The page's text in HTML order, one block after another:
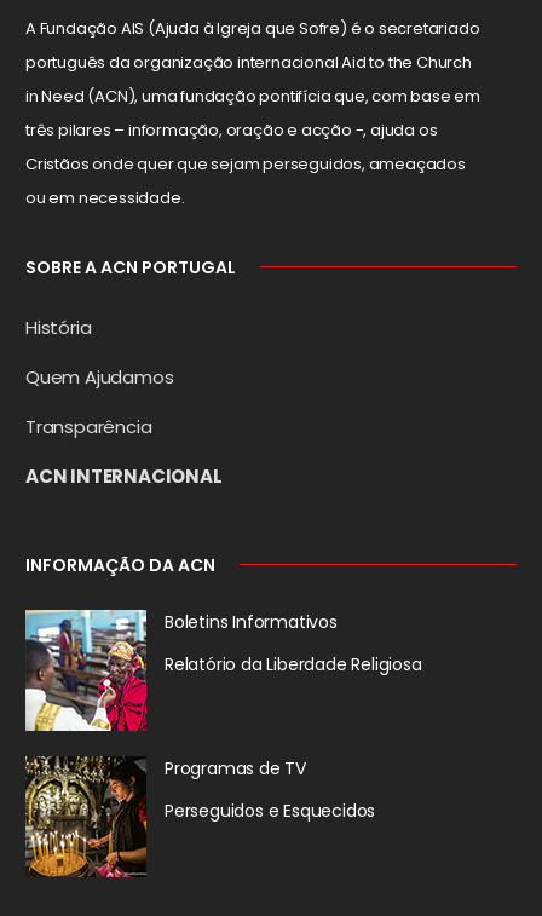
A Fundação AIS (Ajuda à Igreja que Sofre) é o secretariado
português da organização internacional Aid to the Church
in Need (ACN), uma fundação pontifícia que, com base em
três pilares – informação, oração e acção -, ajuda os
Cristãos onde quer que sejam perseguidos, ameaçados
ou em necessidade.
SOBRE A ACN PORTUGAL
História
Quem Ajudamos
Transparência
ACN INTERNACIONAL
INFORMAÇÃO DA ACN
Boletins Informativos
Relatório da Liberdade Religiosa
Programas de TV
Perseguidos e Esquecidos